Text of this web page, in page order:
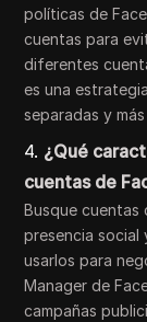
políticas de
cuentas para
diferentes
es una
separadas y
4. ¿Qué
cuentas de
Busque
presencia social
usarlos para
Manager de
campañas